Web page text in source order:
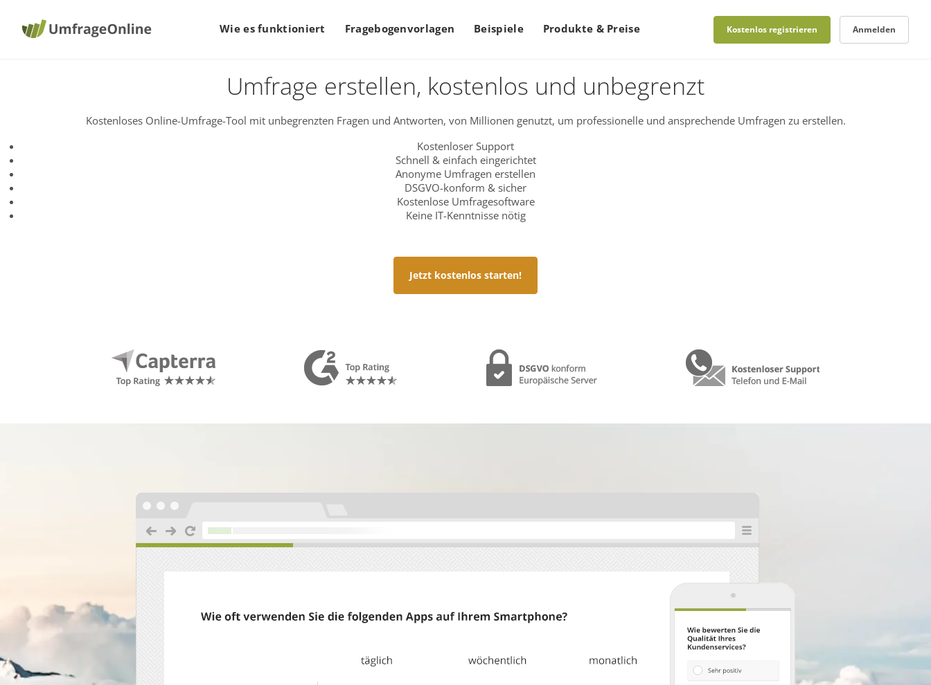
Wie es funktioniert Fragebogenvorlagen Beispiele Produkte & Preise Kostenlos registrieren Anmelden
Umfrage erstellen, kostenlos und unbegrenzt
Kostenloses Online-Umfrage-Tool mit unbegrenzten Fragen und Antworten, von Millionen genutzt, um professionelle und ansprechende Umfragen zu erstellen.
Kostenloser Support
Schnell & einfach eingerichtet
Anonyme Umfragen erstellen
DSGVO-konform & sicher
Kostenlose Umfragesoftware
Keine IT-Kenntnisse nötig
Jetzt kostenlos starten!